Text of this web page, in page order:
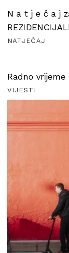
N a t j e č a j
NATJEČAJ
Radno
VIJESTI